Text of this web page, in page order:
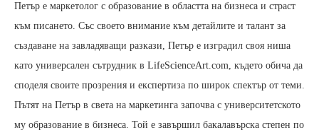
Петър е маркетолог с образование в областта на бизнеса и страст
към писането. Със своето внимание към детайлите и талант за
създаване на завладяващи разкази, Петър е изградил своя ниша
като универсален сътрудник в LifeScienceArt.com, където обича да
споделя своите прозрения и експертиза по широк спектър от теми.
Пътят на Петър в света на маркетинга започва с университетското
му образование в бизнеса. Той е завършил бакалавърска степен по